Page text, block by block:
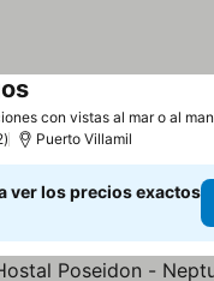
con vistas al mar o al
Ver precios
Puerto Villamil
ver los precios exactos